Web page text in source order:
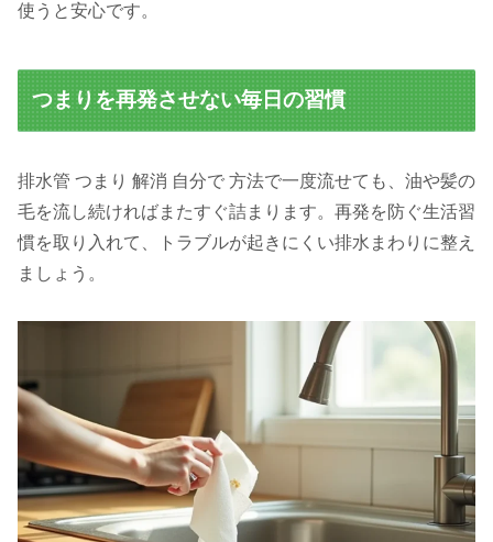
使うと安心です。
つまりを再発させない毎日の習慣
排水管 つまり 解消 自分で 方法で一度流せても、油や髪の
毛を流し続ければまたすぐ詰まります。再発を防ぐ生活習
慣を取り入れて、トラブルが起きにくい排水まわりに整え
ましょう。